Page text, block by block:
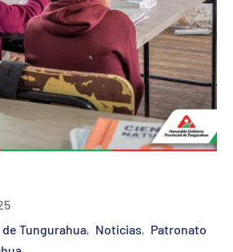
Tungurahua‚ Noticias‚ Patronato